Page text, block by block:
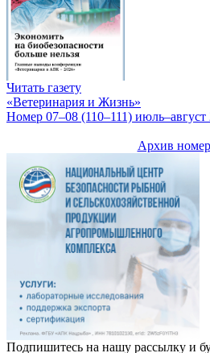
Читать газету
«Ветеринария и Жизнь»
Номер 07–08 (110–111) июль–август
Архив
Подпишитесь на нашу рассылку и